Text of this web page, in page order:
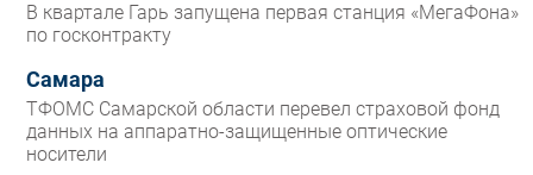
В квартале Гарь запущена первая станция «МегаФона»
по госконтракту
Самара
ТФОМС Самарской области перевел страховой фонд
данных на аппаратно-защищенные оптические
носители